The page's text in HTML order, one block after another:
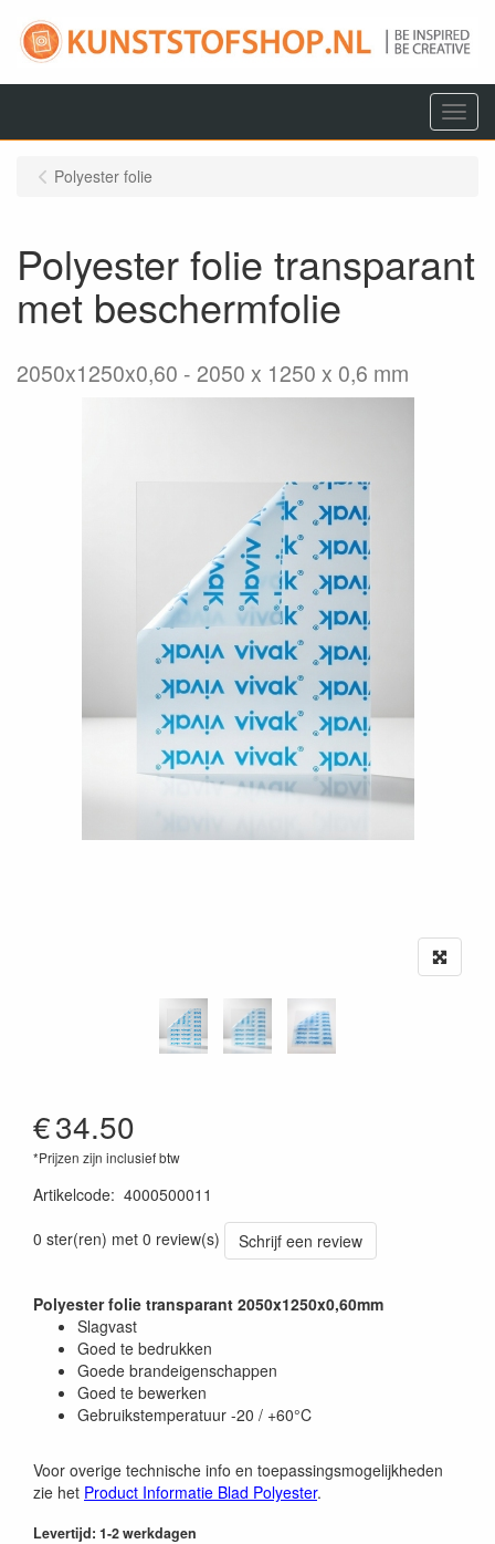
Menu
Polyester folie
Polyester folie transparant
met beschermfolie
2050x1250x0,60 2050 x 1250 x 0,6 mm
€34.50
*Prijzen zijn inclusief btw
Artikelcode: 4000500011
0 ster(ren) met 0 review(s)
Schrijf een review
Polyester folie transparant 2050x1250x0,60mm
Slagvast
Goed te bedrukken
Goede brandeigenschappen
Goed te bewerken
Gebruikstemperatuur -20 / +60°C
Voor overige technische info en toepassingsmogelijkheden
zie het Product Informatie Blad Polyester.
Levertijd: 1-2 werkdagen